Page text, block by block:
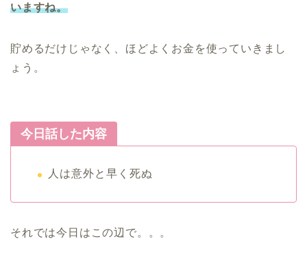
いますね。
貯めるだけじゃなく、ほどよくお金を使っていきまし
ょう。
今日話した内容
人は意外と早く死ぬ
それでは今日はこの辺で。。。